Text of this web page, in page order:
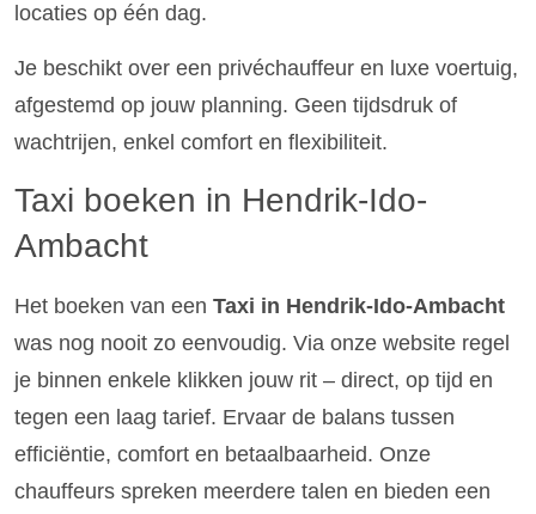
locaties op één dag.
Je beschikt over een privéchauffeur en luxe voertuig,
afgestemd op jouw planning. Geen tijdsdruk of
wachtrijen, enkel comfort en flexibiliteit.
Taxi boeken in Hendrik-Ido-
Ambacht
Het boeken van een Taxi in Hendrik-Ido-Ambacht
was nog nooit zo eenvoudig. Via onze website regel
je binnen enkele klikken jouw rit – direct, op tijd en
tegen een laag tarief. Ervaar de balans tussen
efficiëntie, comfort en betaalbaarheid. Onze
chauffeurs spreken meerdere talen en bieden een